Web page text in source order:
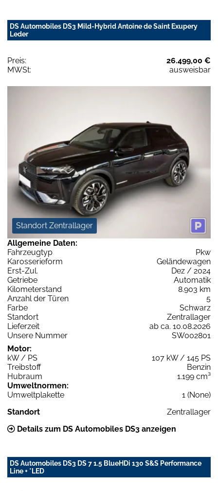
DS Automobiles DS3 Mild-Hybrid Antoine de Saint Exupery
Leder
Preis:
26.499,00 €
MWSt:
ausweisbar
Standort Zentrallager
Allgemeine Daten:
Fahrzeugtyp
Pkw
Karosserieform
Geländewagen
Erst-Zul.
Dez / 2024
Getriebe
Automatik
Kilometerstand
8.903 km
Anzahl der Türen
5
Farbe
Schwarz
Standort
Zentrallager
Lieferzeit
ab ca. 10.08.2026
Unsere Nummer
SW002801
Motor:
kW / PS
107 kW / 145 PS
Treibstoff
Benzin
Hubraum
1.199 cm³
Umweltnormen:
Umweltplakette
1 (None)
Standort
Zentrallager
Details zum DS Automobiles DS3 anzeigen
DS Automobiles DS3 DS 7 1.5 BlueHDi 130 S&S Performance
Line + *LED